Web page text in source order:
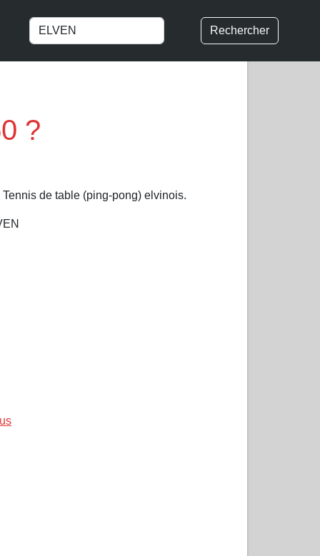
Rechercher
?
de table (ping-pong) elvinois.